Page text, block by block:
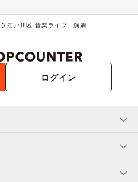
江戸川区 音楽ライブ・演劇
ログイン